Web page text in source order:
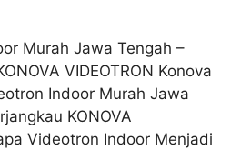
Murah Jawa Tengah –
VIDEOTRON Konova
Indoor Murah Jawa
KONOVA
Videotron Indoor Menjadi